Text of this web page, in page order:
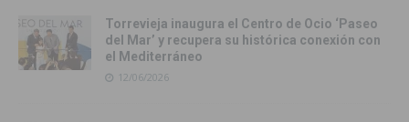
Torrevieja inaugura el Centro de Ocio ‘Paseo
del Mar’ y recupera su histórica conexión con
el Mediterráneo
12/06/2026